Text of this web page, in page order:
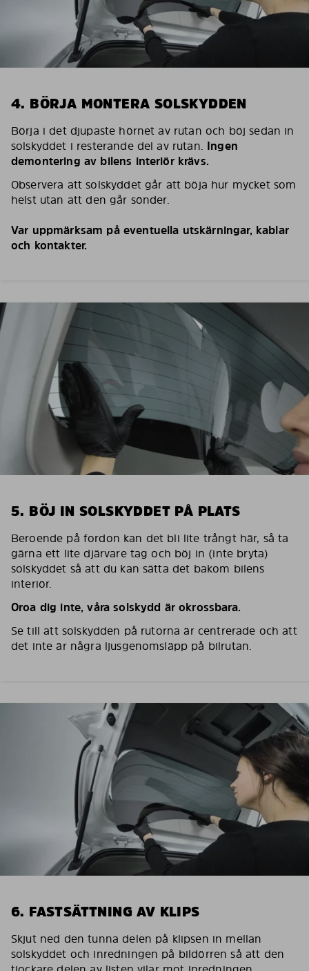
4. BÖRJA MONTERA SOLSKYDDEN
Börja i det djupaste hörnet av rutan och böj sedan in
solskyddet i resterande del av rutan. Ingen
demontering av bilens interiör krävs.
Observera att solskyddet går att böja hur mycket som
helst utan att den går sönder.
Var uppmärksam på eventuella utskärningar, kablar
och kontakter.
5. BÖJ IN SOLSKYDDET PÅ PLATS
Beroende på fordon kan det bli lite trångt här, så ta
gärna ett lite djärvare tag och böj in (inte bryta)
solskyddet så att du kan sätta det bakom bilens
interiör.
Oroa dig inte, våra solskydd är okrossbara.
Se till att solskydden på rutorna är centrerade och att
det inte är några ljusgenomsläpp på bilrutan.
6. FASTSÄTTNING AV KLIPS
Skjut ned den tunna delen på klipsen in mellan
solskyddet och inredningen på bildörren så att den